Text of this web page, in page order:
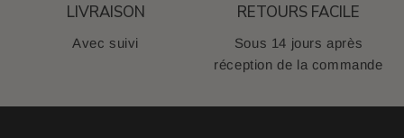
LIVRAISON
Avec suivi
RETOURS FACILE
Sous 14 jours après
réception de la commande